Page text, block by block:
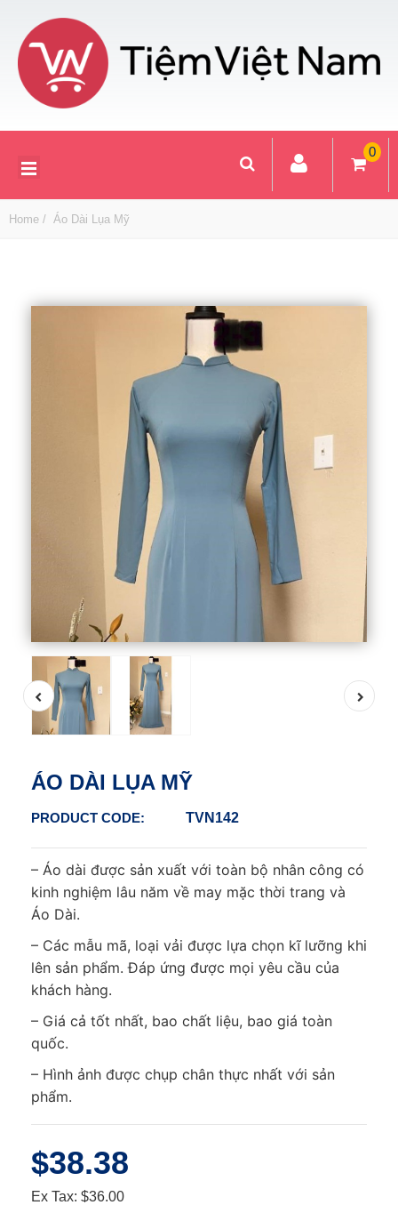
0
Home Áo Dài Lụa Mỹ
ÁO DÀI LỤA MỸ
PRODUCT CODE: TVN142
– Áo dài được sản xuất với toàn bộ nhân công có
kinh nghiệm lâu năm về may mặc thời trang và
Áo Dài.
– Các mẫu mã, loại vải được lựa chọn kĩ lưỡng khi
lên sản phẩm. Đáp ứng được mọi yêu cầu của
khách hàng.
– Giá cả tốt nhất, bao chất liệu, bao giá toàn
quốc.
– Hình ảnh được chụp chân thực nhất với sản
phẩm.
$38.38
Ex Tax: $36.00